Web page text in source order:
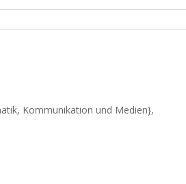
Kommunikation und Medien},